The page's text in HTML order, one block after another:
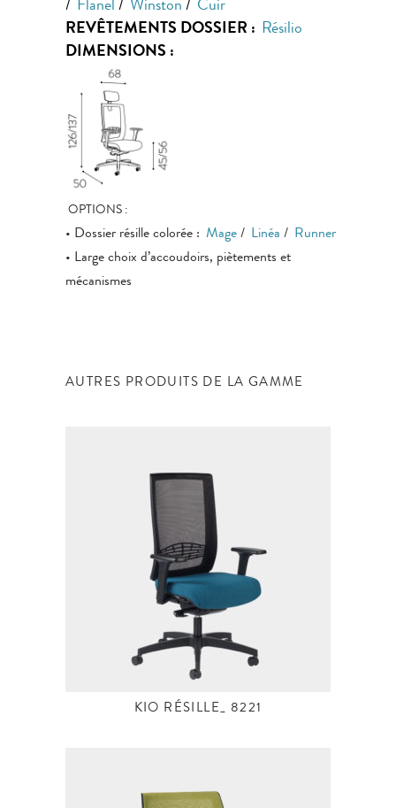
/ Flanel / Winston / Cuir
REVÊTEMENTS DOSSIER : Résilio
DIMENSIONS :
OPTIONS :
• Dossier résille colorée : Mage / Linéa / Runner
• Large choix d’accoudoirs, piètements et
mécanismes
AUTRES PRODUITS DE LA GAMME
KIO RÉSILLE_ 8221